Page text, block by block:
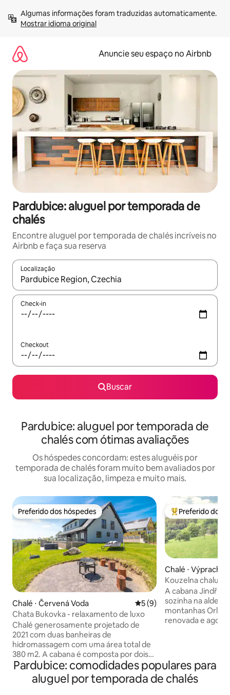
para
Mostrar idioma original
Anuncie seu espaço no Airbnb
Pardubice: aluguel por temporada de
chalés
Encontre aluguel por temporada de chalés incríveis no
Airbnb e faça sua reserva
Localização
Quando os resultados estiverem disponíveis, explore-os
Check-in
Checkout
Buscar
Pardubice: aluguel por temporada de
chalés com ótimas avaliações
Os hóspedes concordam: estes aluguéis por
temporada de chalés foram muito bem avaliados por
sua localização, limpeza e muito mais.
Preferido dos hóspedes
Preferido dos hóspedes
Chalé ⋅ Červená Voda 5 de uma avaliação média
5 (9)
Chata Bukovka - relaxamento de luxo
Chalé generosamente projetado de
2021 com duas banheiras de
hidromassagem com uma área total de
380 m2. A cabana é composta por dois
apartamentos separados, que são
acessados a partir de um corredor
comum equipado com uma sala de
Entre os
Preferido dos
Chalé ⋅
Kouzelna chalupa
Hory
A cabana
sozinha na aldeia
montanhas
renovada e
estacionamento
inverno, no
caminhar até a
Pardubice: comodidades populares para
aluguel por temporada de chalés